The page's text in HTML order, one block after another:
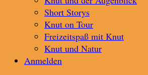
Short Storys
Knut on Tour
Freizeitspaß mit Knut
Knut und Natur
Anmelden